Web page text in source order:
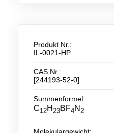
F&E-Dienstleistungen
Neue Produkte
Produkthighlights
Produkt Nr.:
IL-0021-HP
CAS Nr.:
[244193-52-0]
Summenformel:
C12H 23BF4N 2